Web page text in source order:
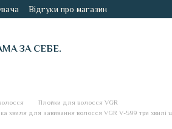
Відгуки про магазин
ЗА СЕБЕ.
Плойки для волосся VGR
хвиля для завивання волосся VGR V-599 три хвилі